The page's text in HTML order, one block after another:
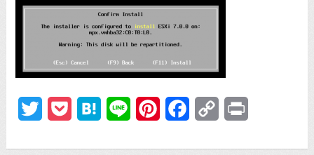
TwitterPocketHatenaLine PinterestFacebook
Copy